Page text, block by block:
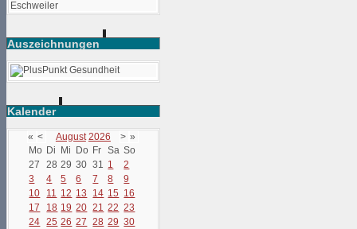
Eschweiler
Auszeichnungen
Kalender
« < August 2026 > »
Mo Di Mi Do Fr Sa So
27
28 29 30 31 1
2
3
4 5 6 7 8
9
10
11 12 13 14 15 16
17
18 19 20 21 22 23
24 25 26 27 28 29 30